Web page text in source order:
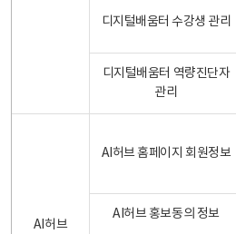
디지털배움터 수강생 관리
디지털배움터 역량진단자
관리
AI허브
AI허브 홈페이지 회원정보
AI허브 홍보동의 정보